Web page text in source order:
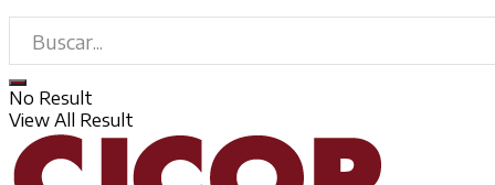
No Result
View All Result